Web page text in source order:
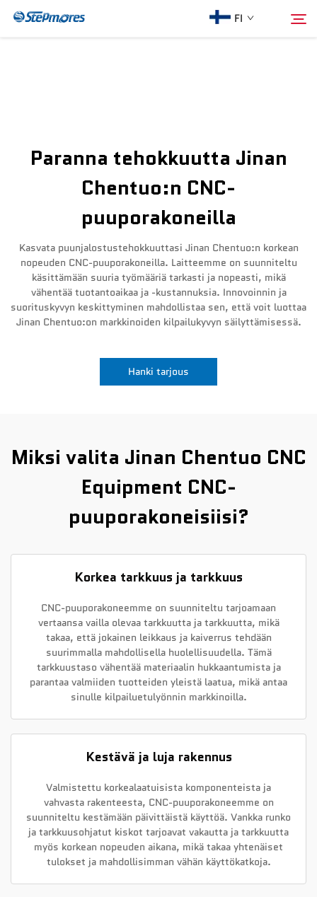
FI
Osta
Video
Paranna tehokkuutta Jinan
Chentuo:n CNC-
puuporakoneilla
Kasvata puunjalostustehokkuuttasi Jinan Chentuo:n korkean
nopeuden CNC-puuporakoneilla. Laitteemme on suunniteltu
käsittämään suuria työmääriä tarkasti ja nopeasti, mikä
vähentää tuotantoaikaa ja -kustannuksia. Innovoinnin ja
suorituskyvyn keskittyminen mahdollistaa sen, että voit luottaa
Jinan Chentuo:on markkinoiden kilpailukyvyn säilyttämisessä.
Hanki tarjous
Miksi valita Jinan Chentuo CNC
Equipment CNC-
puuporakoneisiisi?
Korkea tarkkuus ja tarkkuus
CNC-puuporakoneemme on suunniteltu tarjoamaan
vertaansa vailla olevaa tarkkuutta ja tarkkuutta, mikä
takaa, että jokainen leikkaus ja kaiverrus tehdään
suurimmalla mahdollisella huolellisuudella. Tämä
tarkkuustaso vähentää materiaalin hukkaantumista ja
parantaa valmiiden tuotteiden yleistä laatua, mikä antaa
sinulle kilpailuetulyönnin markkinoilla.
Kestävä ja luja rakennus
Valmistettu korkealaatuisista komponenteista ja
vahvasta rakenteesta, CNC-puuporakoneemme on
suunniteltu kestämään päivittäistä käyttöä. Vankka runko
ja tarkkuusohjatut kiskot tarjoavat vakautta ja tarkkuutta
myös korkean nopeuden aikana, mikä takaa yhtenäiset
tulokset ja mahdollisimman vähän käyttökatkoja.